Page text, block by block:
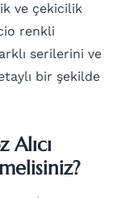
ve çekicilik
renkli
serilerini ve
bir şekilde
Alıcı